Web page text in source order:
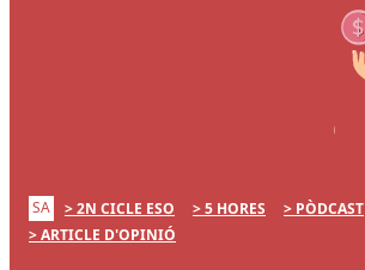
SA 2N CICLE ESO 5 HORES
PÒDCAST
ARTICLE D'OPINIÓ